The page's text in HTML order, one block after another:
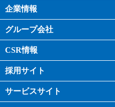
企業情報
グループ会社
CSR情報
採用サイト
サービスサイト